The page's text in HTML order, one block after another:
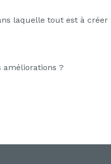
laquelle tout est à créer
améliorations ?